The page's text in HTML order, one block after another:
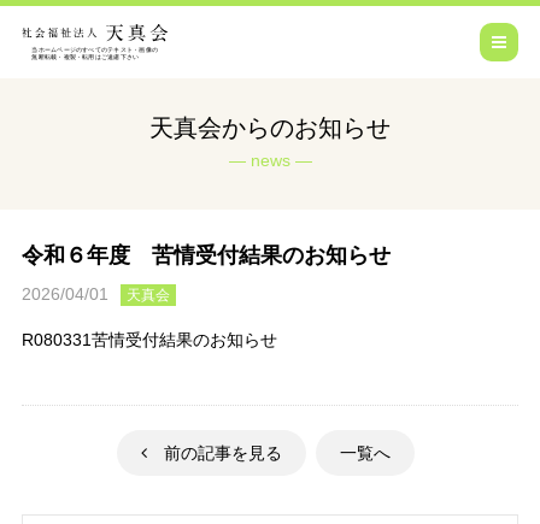
天真会からのお知らせ
news
令和６年度 苦情受付結果のお知らせ
2026/04/01 天真会
R080331苦情受付結果のお知らせ
前の記事を見る 一覧へ